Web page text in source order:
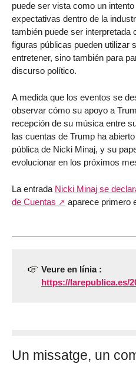
puede ser vista como un
expectativas dentro de la
también puede ser interpretada
figuras públicas pueden utilizar
entretener, sino también para
discurso político.
A medida que los eventos se
observar cómo su apoyo a
recepción de su música entre
las cuentas de Trump ha
pública de Nicki Minaj, y su
evolucionar en los próximos
La entrada Nicki Minaj se
de Cuentas
aparece primero
Veure en línia :
https://larepublica.es/
Un missatge, un